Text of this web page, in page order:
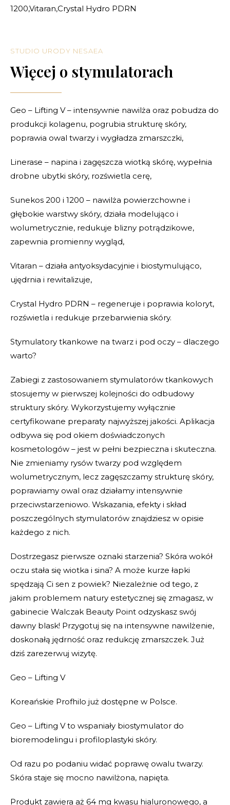
1200,Vitaran,Crystal Hydro PDRN
STUDIO URODY NESAEA
Więcej o stymulatorach
Geo – Lifting V – intensywnie nawilża oraz pobudza do
produkcji kolagenu, pogrubia strukturę skóry,
poprawia owal twarzy i wygładza zmarszczki,
Linerase – napina i zagęszcza wiotką skórę, wypełnia
drobne ubytki skóry, rozświetla cerę,
Sunekos 200 i 1200 – nawilża powierzchowne i
głębokie warstwy skóry, działa modelująco i
wolumetrycznie, redukuje blizny potrądzikowe,
zapewnia promienny wygląd,
Vitaran – działa antyoksydacyjnie i biostymulująco,
ujędrnia i rewitalizuje,
Crystal Hydro PDRN – regeneruje i poprawia koloryt,
rozświetla i redukuje przebarwienia skóry.
Stymulatory tkankowe na twarz i pod oczy – dlaczego
warto?
Zabiegi z zastosowaniem stymulatorów tkankowych
stosujemy w pierwszej kolejności do odbudowy
struktury skóry. Wykorzystujemy wyłącznie
certyfikowane preparaty najwyższej jakości. Aplikacja
odbywa się pod okiem doświadczonych
kosmetologów – jest w pełni bezpieczna i skuteczna.
Nie zmieniamy rysów twarzy pod względem
wolumetrycznym, lecz zagęszczamy strukturę skóry,
poprawiamy owal oraz działamy intensywnie
przeciwstarzeniowo. Wskazania, efekty i skład
poszczególnych stymulatorów znajdziesz w opisie
każdego z nich.
Dostrzegasz pierwsze oznaki starzenia? Skóra wokół
oczu stała się wiotka i sina? A może kurze łapki
spędzają Ci sen z powiek? Niezależnie od tego, z
jakim problemem natury estetycznej się zmagasz, w
gabinecie Walczak Beauty Point odzyskasz swój
dawny blask! Przygotuj się na intensywne nawilżenie,
doskonałą jędrność oraz redukcję zmarszczek. Już
dziś zarezerwuj wizytę.
Geo – Lifting V
Koreańskie Profhilo już dostępne w Polsce.
Geo – Lifting V to wspaniały biostymulator do
bioremodelingu i profiloplastyki skóry.
Od razu po podaniu widać poprawę owalu twarzy.
Skóra staje się mocno nawilżona, napięta.
Produkt zawiera aż 64 mg kwasu hialuronowego, a